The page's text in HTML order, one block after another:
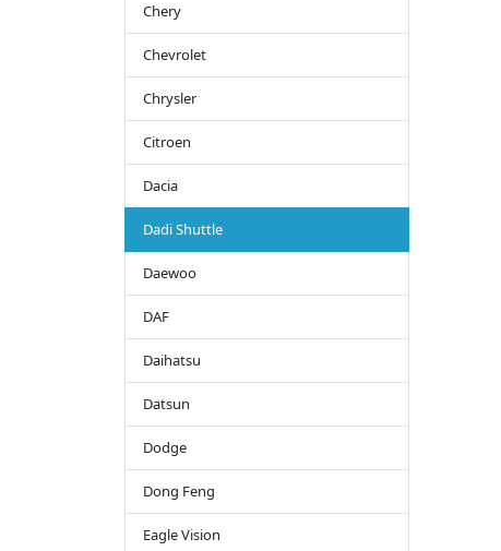
Chery
Chevrolet
Chrysler
Citroen
Dacia
Dadi Shuttle
Daewoo
DAF
Daihatsu
Datsun
Dodge
Dong Feng
Eagle Vision